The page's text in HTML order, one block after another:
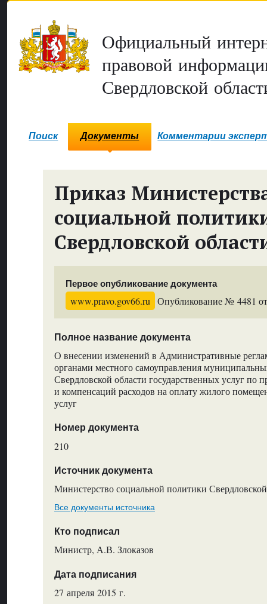
Официальный
правовой
Свердловской
Поиск Документы Комментарии
Приказ
социальной
Свердловской
Первое опубликование документа
www.pravo.gov66.ru Опубликование № 4481
Полное название документа
О внесении изменений в Административные
органами местного самоуправления
Свердловской области государственных услуг по
и компенсаций расходов на оплату жилого
услуг
Номер документа
210
Источник документа
Министерство социальной политики
Все документы источника
Кто подписал
Министр, А.В. Злоказов
Дата подписания
27 апреля 2015 г.